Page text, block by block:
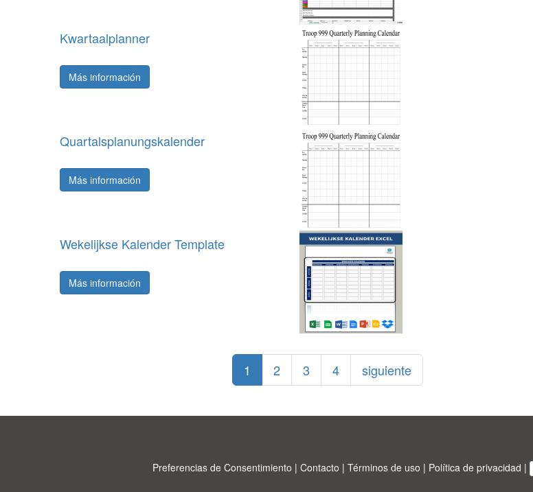
Kwartaalplanner
Más información
Quartalsplanungskalender
Más información
Wekelijkse Kalender Template
Más información
1 2 3 4 siguiente
Preferencias de Consentimiento | Contacto | Términos de uso | Política de privacidad |